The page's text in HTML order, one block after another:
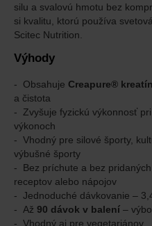
silu a svalovú hmotu bez
si kvalitu, ktorú používa
Scitec Nutrition.
Výhody
Obsahuje Creapure®
a čistota
Zvyšuje fyzickú výkonnosť
výkonoch
Vhodný pre silové športy,
výbušné športy
Bez príchute a bez
receptov alebo nápojov
Jednoduché dávkovanie –
Až 90 dávok v balení –
Vhodný aj pre vegetariánov